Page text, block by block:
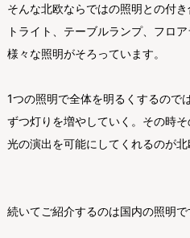
そんな北欧ならではの照明との付
トライト、テーブルランプ、フロ
様々な照明がそろっています。
1つの照明で全体を明るくするので
ずつ灯りを増やしていく。その時
光の演出を可能にしてくれるのが北
続いてご紹介するのは国内の照明で